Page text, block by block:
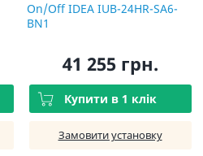
On/Off IDEA IUB-24HR-SA6-
BN1
41 255 грн.
Купити в 1 клік
Замовити установку